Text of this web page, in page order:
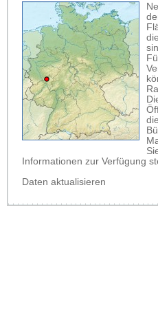
Informationen zur Verfügung
Daten aktualisieren